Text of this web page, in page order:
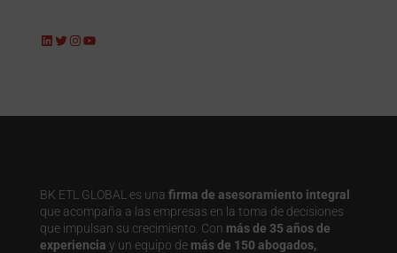
LinkedIn
Twitter
Instagram
YouTube
BK ETL GLOBAL es una firma de asesoramiento integral
que acompaña a las empresas en la toma de decisiones
que impulsan su crecimiento. Con más de 35 años de
experiencia y un equipo de más de 150 abogados,